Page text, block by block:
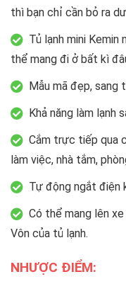
thì bạn chỉ cần bỏ ra
Tủ lạnh mini Kemin
thể mang đi ở bất kì
Mẫu mã đẹp, sang
Khả năng làm lạnh
Cắm trực tiếp qua
làm việc, nhà tắm,
Tự động ngắt điện
Có thể mang lên
Vôn của tủ lạnh.
NHƯỢC ĐIỂM: